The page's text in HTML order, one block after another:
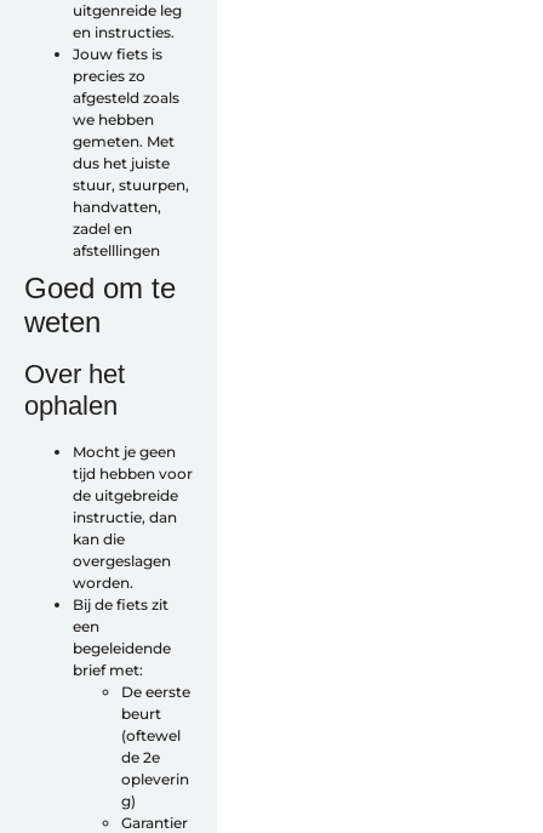
Over ons
Contact
De winkel
Blog
Alles voor de fietsvakantie
Paklijst
Bikepacking
Fiets in vliegtuig vervoeren
Navigatie en USB opladers
Cursussen en lezingen
Webshop
Help mij bij
van een fiets
Maak een afspraak
uitgenreide leg
en instructies.
Jouw fiets is
precies zo
afgesteld zoals
we hebben
gemeten. Met
dus het juiste
stuur, stuurpen,
handvatten,
zadel en
afstelllingen
Goed om te
weten
Over het
ophalen
Mocht je geen
tijd hebben voor
de uitgebreide
instructie, dan
kan die
overgeslagen
worden.
Bij de fiets zit
een
begeleidende
brief met:
De eerste
beurt
(oftewel
de 2e
opleverin
g)
Garantier